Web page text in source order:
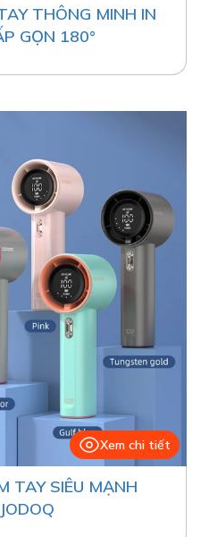
THÔNG MINH IN
GỌN 180°
Xem chi tiết
TAY SIÊU MẠNH